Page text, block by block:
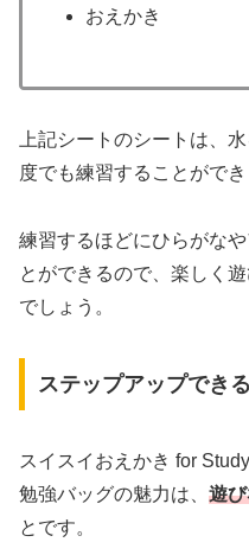
おえかき
上記シートのシートは、
度でも練習することができ
練習するほどにひらがな
とができるので、楽しく
でしょう。
ステップアップできる
スイスイおえかき for
勉強バッグの魅力は、 遊
とです。